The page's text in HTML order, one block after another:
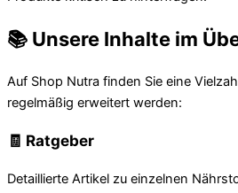
📚 Unsere Inhalte im
Auf Shop Nutra finden Sie eine
regelmäßig erweitert werden:
🧾 Ratgeber
Detaillierte Artikel zu einzelnen